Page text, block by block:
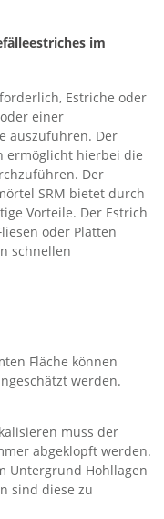
im
Estriche oder
einer
auszuführen. Der
ermöglicht hierbei die
Der
SRM bietet durch
Vorteile. Der Estrich
oder Platten
schnellen
Fläche können
werden.
muss der
abgeklopft werden.
Untergrund Hohllagen
sind diese zu